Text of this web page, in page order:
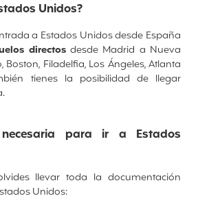
Unidos?
a Estados Unidos desde España
directosdesde Madrid a Nueva
Boston, Filadelfia, Los Ángeles, Atlanta
tienes la posibilidad de llegar
necesaria para ir a Estados
llevar toda la documentación
Unidos: